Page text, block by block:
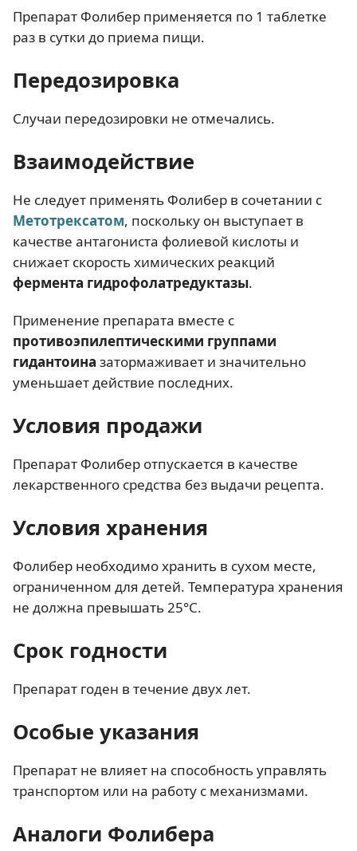
Препарат Фолибер применяется по 1 таблетке
раз в сутки до приема пищи.
Передозировка
Случаи передозировки не отмечались.
Взаимодействие
Не следует применять Фолибер в сочетании с
Метотрексатом, поскольку он выступает в
качестве антагониста фолиевой кислоты и
снижает скорость химических реакций
фермента гидрофолатредуктазы.
Применение препарата вместе с
противоэпилептическими группами
гидантоина затормаживает и значительно
уменьшает действие последних.
Условия продажи
Препарат Фолибер отпускается в качестве
лекарственного средства без выдачи рецепта.
Условия хранения
Фолибер необходимо хранить в сухом месте,
ограниченном для детей. Температура хранения
не должна превышать 25°С.
Срок годности
Препарат годен в течение двух лет.
Особые указания
Препарат не влияет на способность управлять
транспортом или на работу с механизмами.
Аналоги Фолибера